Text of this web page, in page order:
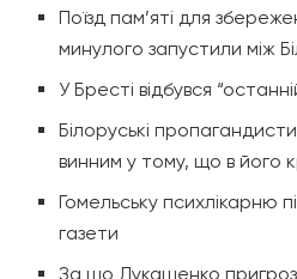
Поїзд пам’яті для
минулого запустили між
У Бресті відбувся
Білоруські
винним у тому, що в його
Гомельську психлікарню
газети
За що Лукашенко